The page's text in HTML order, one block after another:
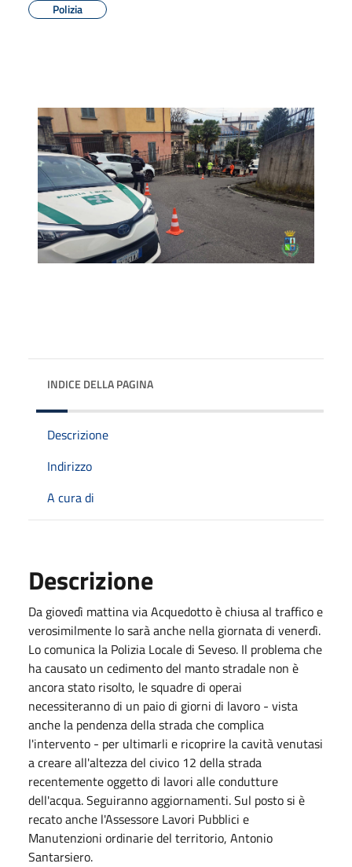
Polizia
INDICE DELLA PAGINA
Descrizione
Indirizzo
A cura di
Descrizione
Da giovedì mattina via Acquedotto è chiusa al traffico e
verosimilmente lo sarà anche nella giornata di venerdì.
Lo comunica la Polizia Locale di Seveso. Il problema che
ha causato un cedimento del manto stradale non è
ancora stato risolto, le squadre di operai
necessiteranno di un paio di giorni di lavoro - vista
anche la pendenza della strada che complica
l'intervento - per ultimarli e ricoprire la cavità venutasi
a creare all'altezza del civico 12 della strada
recentemente oggetto di lavori alle condutture
dell'acqua. Seguiranno aggiornamenti. Sul posto si è
recato anche l'Assessore Lavori Pubblici e
Manutenzioni ordinarie del territorio, Antonio
Santarsiero.